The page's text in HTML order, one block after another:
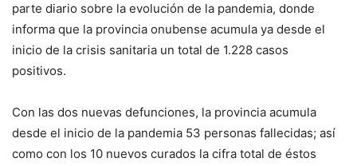
parte diario sobre la evolución de la pandemia, donde
informa que la provincia onubense acumula ya desde el
inicio de la crisis sanitaria un total de 1.228 casos
positivos.
Con las dos nuevas defunciones, la provincia acumula
desde el inicio de la pandemia 53 personas fallecidas; así
como con los 10 nuevos curados la cifra total de éstos